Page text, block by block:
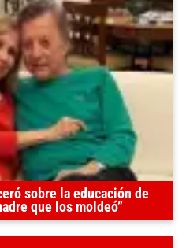
sobre la educación de
que los moldeó”